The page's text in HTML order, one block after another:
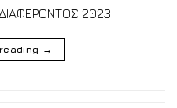
2023
→